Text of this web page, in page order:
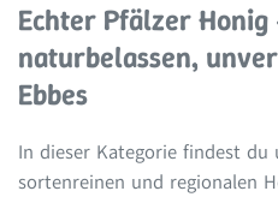
Echter Pfälzer
naturbelassen,
Ebbes
In dieser Kategorie findest du
sortenreinen und regionalen